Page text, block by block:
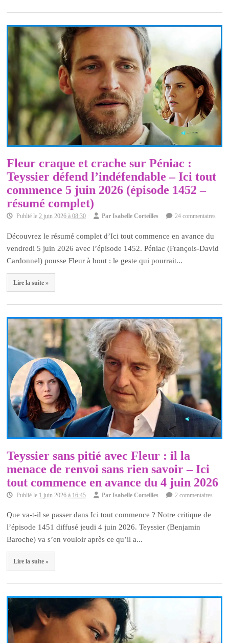
Fleur craque et crache sur Péniac :
Teyssier défend l’indéfendable – Ici tout
commence 5 juin 2026 (épisode 1452 –
résumé complet)
Publié le2 juin 2026 à 08:30 ParIsabelle Corteilles 24 commentaires
Découvrez le résumé complet d’Ici tout commence en avance du
vendredi 5 juin 2026 avec l’épisode 1452. Péniac (François-David
Cardonnel) pousse Fleur à bout : le geste qui pourrait...
Lire la suite »
Teyssier sans pitié avec Fleur : il la
menace de renvoi sans rien savoir – Ici
tout commence en avance du 4 juin 2026
Publié le 1 juin 2026 à 16:45 ParIsabelle Corteilles 2 commentaires
Que va-t-il se passer dans Ici tout commence ? Notre critique de
l’épisode 1451 diffusé jeudi 4 juin 2026. Teyssier (Benjamin
Baroche) va s’en vouloir après ce qu’il a...
Lire la suite »